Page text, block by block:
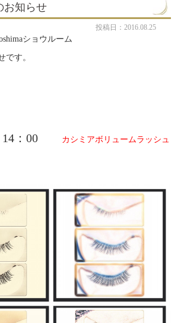
よくある質問
お問い合わせ
サイトマップ
お知らせ
投稿日：2016.08.25
ショウルーム
です。
14：00
カシミアボリュームラッシュ